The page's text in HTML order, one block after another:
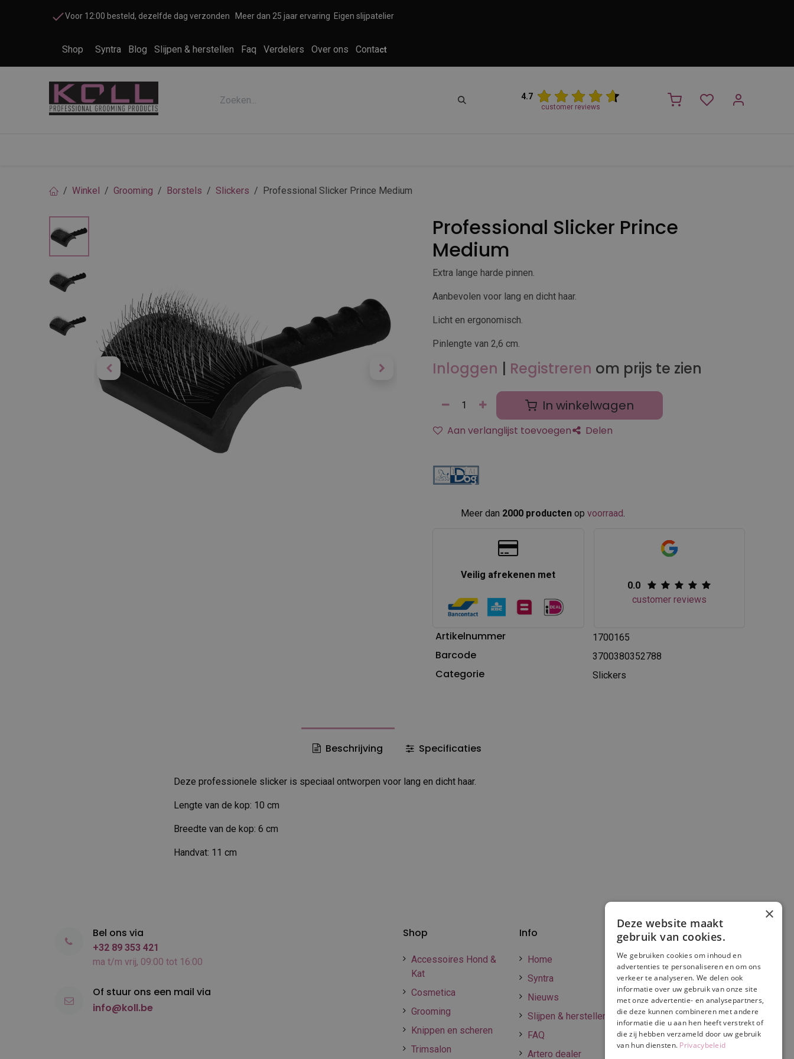
Voor 12:00 besteld, dezelfde dag verzonden Meer dan 25 jaar ervaring Eigen slijpatelier
Shop Syntra Blog Slijpen & herstellen Faq Verdelers Over ons Contact
4.7
customer reviews
Winkel Grooming Borstels Slickers Professional Slicker Prince Medium
Professional Slicker Prince
Medium
Extra lange harde pinnen.
Aanbevolen voor lang en dicht haar.
Licht en ergonomisch.
Pinlengte van 2,6 cm.
Inloggen | Registreren om prijs te zien
In winkelwagen
Aan verlanglijst toevoegen Delen
Meer dan 2000 producten op voorraad
Veilig afrekenen met
0.0
customer reviews
Artikelnummer 1700165
Barcode 3700380352788
Categorie Slickers
Beschrijving Specificaties
Deze professionele slicker is speciaal ontworpen voor lang en dicht haar.
Lengte van de kop: 10 cm
Breedte van de kop: 6 cm
Handvat: 11 cm
Info
Home
Syntra
Nieuws
Slijpen & herstellen
FAQ
Artero dealer
Shop
Accessoires Hond &
Kat
Cosmetica
Grooming
Knippen en scheren
Trimsalon
Verzenden en
betalen
Online betalen
Retourneren
Algemene
voorwaarden
Privacy & Cookie
Bel ons via
+32 89 353 421
ma t/m vrij, 09:00 tot 16:00
Of stuur ons een mail via
info@koll.be
×
Deze website maakt
gebruik van cookies.
We gebruiken cookies om inhoud en
advertenties te personaliseren en om ons
verkeer te analyseren. We delen ook
informatie over uw gebruik van onze site
met onze advertentie- en analysepartners,
die deze kunnen combineren met andere
informatie die u aan hen heeft verstrekt of
die zij hebben verzameld door uw gebruik
van hun diensten. Privacybeleid